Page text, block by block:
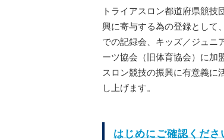
トライアスロン都道府県競
興に寄与する為の登録として
での記録会、キッズ／ジュニ
ーツ協会（旧体育協会）に加
スロン競技の振興に有意義に
し上げます。
はじめにご確認くださ